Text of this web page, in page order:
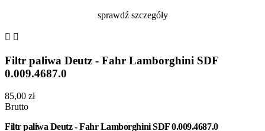
sprawdź szczegóły
 
Filtr paliwa Deutz - Fahr Lamborghini SDF
0.009.4687.0
85,00 zł
Brutto
Filtr paliwa Deutz - Fahr Lamborghini SDF 0.009.4687.0